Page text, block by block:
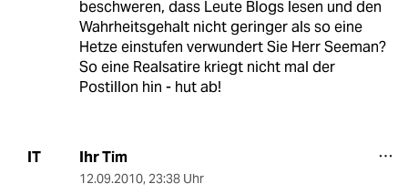
beschweren, dass Leute Blogs lesen und den
Wahrheitsgehalt nicht geringer als so eine
Hetze einstufen verwundert Sie Herr Seeman?
So eine Realsatire kriegt nicht mal der
Postillon hin - hut ab!
IT Ihr Tim
12.09.2010, 23:38 Uhr